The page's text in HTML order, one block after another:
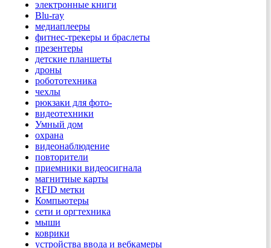
электронные книги
Blu-ray
медиаплееры
фитнес-трекеры и браслеты
презентеры
детские планшеты
дроны
робототехника
чехлы
рюкзаки для фото-
видеотехники
Умный дом
охрана
видеонаблюдение
повторители
приемники видеосигнала
магнитные карты
RFID метки
Компьютеры
сети и оргтехника
мыши
коврики
устройства ввода и вебкамеры